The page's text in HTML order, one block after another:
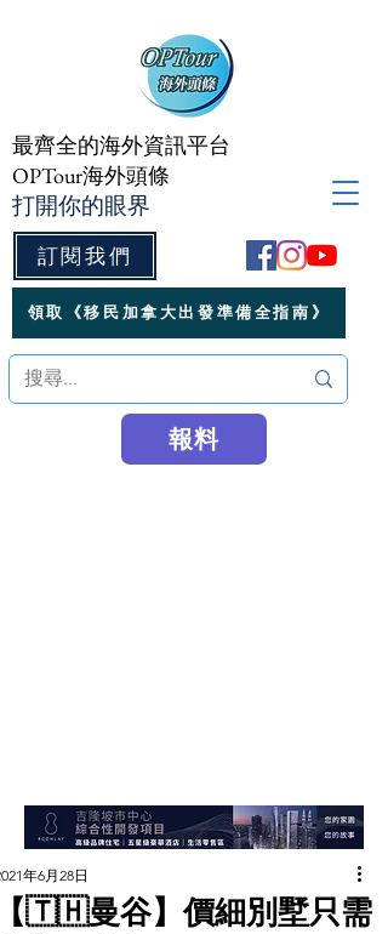
訂閱我們
最齊全的海外資訊平台
OPTour海外頭條
打開你的眼界
領取《移民加拿大出發準備全指南》
報料
🇹🇭曼谷】價細別墅只需
年6月28日